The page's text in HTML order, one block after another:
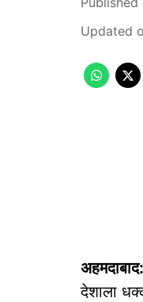
Updated
अहमदाबाद:
देशाला